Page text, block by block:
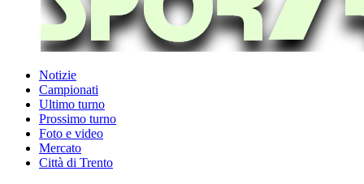
Notizie
Campionati
Ultimo turno
Prossimo turno
Foto e video
Mercato
Città di Trento